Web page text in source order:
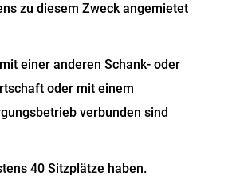
zu diesem Zweck angemietet
einer anderen Schank- oder
oder mit einem
verbunden sind
40 Sitzplätze haben.